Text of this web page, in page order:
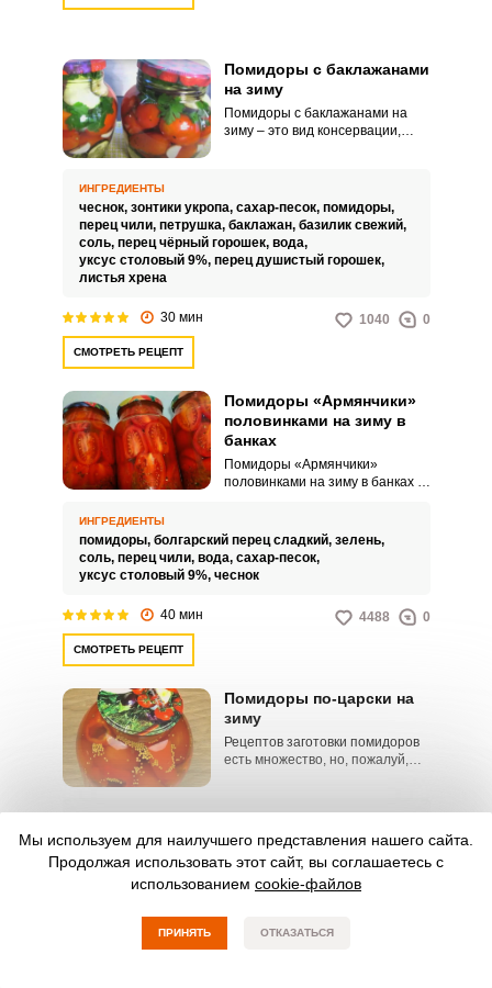
Помидоры с баклажанами
на зиму
Помидоры с баклажанами на
зиму – это вид консервации,
помидоры и баклажаны вполне
подходят на роль быстрой и
полезной закуски, полной
летних витаминов.
ИНГРЕДИЕНТЫ
чеснок, зонтики укропа, сахар-песок, помидоры,
перец чили, петрушка, баклажан, базилик свежий,
соль, перец чёрный горошек, вода,
уксус столовый 9%, перец душистый горошек,
листья хрена
30 мин 1040 0
СМОТРЕТЬ РЕЦЕПТ
Помидоры «Армянчики»
половинками на зиму в
банках
Помидоры «Армянчики»
половинками на зиму в банках –
понравится. Готовят ее обычно
из спелых и мясистых красных
помидоров.
ИНГРЕДИЕНТЫ
помидоры, болгарский перец сладкий, зелень,
соль, перец чили, вода, сахар-песок,
уксус столовый 9%, чеснок
40 мин 4488 0
СМОТРЕТЬ РЕЦЕПТ
Помидоры по-царски на
зиму
Рецептов заготовки помидоров
есть множество, но, пожалуй,
Они получаются, сочные,
вкус.
помидоры,укроп,листья черной смородины,
перец чёрный горошек,
перец душистый горошек,семена горчицы,
корень хрена,чеснок,болгарский перец сладкий,
Мы используем для наилучшего представления нашего сайта.
Продолжая использовать этот сайт, вы соглашаетесь с
использованием cookie-файлов
ПРИНЯТЬ ОТКАЗАТЬСЯ